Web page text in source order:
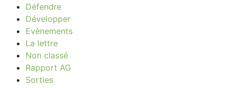
Défendre
Développer
Evènements
La lettre
Non classé
Rapport AG
Sorties